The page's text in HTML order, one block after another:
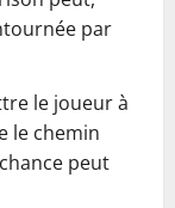
par
le joueur à
le chemin
peut